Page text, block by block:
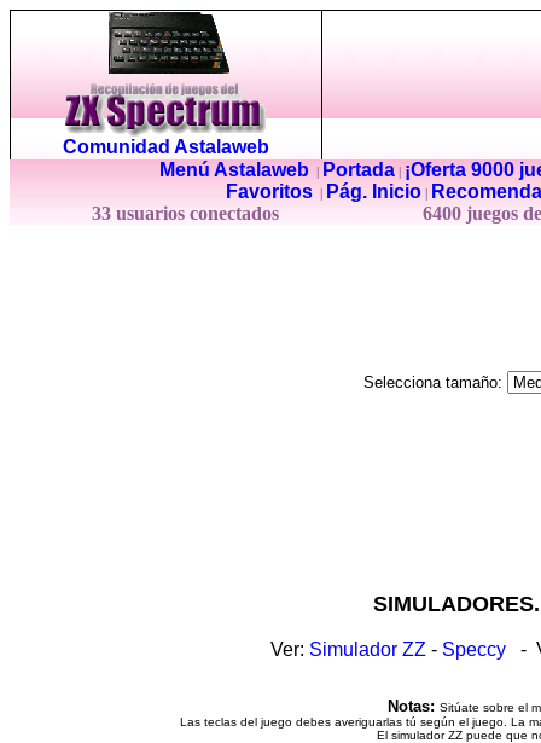
Comunidad Astalaweb
Menú Astalaweb| Portada|
¡Oferta 9000
Favoritos
Pág. Inicio
33 usuarios conectados
6400 juegos
Selecciona tamaño:
Ver: Simulador ZZ - Speccy -
Notas: Sitúate sobre el
Las teclas del juego debes averiguarlas tú según el juego. La
El simulador ZZ puede que